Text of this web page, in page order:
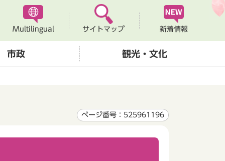
Multilingual サイトマップ 新着情報
市政 観光・文化
ページ番号：525961196